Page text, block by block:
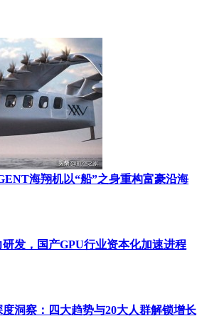
国劳动力市场未出现显著波动，这直
知劳动"的恐慌论调。历史经验表明，
响通常需要数十年才能显现，远非几
科技行业的一个深层矛盾：企业既渴
无法完全摆脱对人类专业知识的依
掌握着"组织记忆"——包括系统怪癖、
需求等无形资产，这些知识往往未被
司才发现有些客户系统的密码只有我
主导者"降级为"辅助工具"，并重启被
印证了行业观察家的预测：在可预见
强人类能力的工具，而非取代者。
消失的.com公司，真正能生存下来
入现实业务逻辑的企业。
海翔机以“船”之身重构富豪沿海
发，国产GPU行业资本化加速进程
洞察：四大趋势与20大人群解锁增长